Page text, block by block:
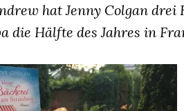
hat Jenny Colgan drei
die Hälfte des Jahres in